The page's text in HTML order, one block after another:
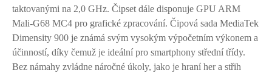
taktovanými na 2,0 GHz. Čipset dále disponuje GPU ARM
Mali-G68 MC4 pro grafické zpracování. Čipová sada MediaTek
Dimensity 900 je známá svým vysokým výpočetním výkonem a
účinností, díky čemuž je ideální pro smartphony střední třídy.
Bez námahy zvládne náročné úkoly, jako je hraní her a střih